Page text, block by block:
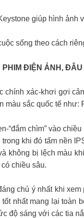
giúp hình ảnh
sống theo cách
PHIM ĐIỆN ẢNH,
chính xác-khơi gợi
màu sắc quốc tế như:
“đắm chìm” vào
trong khi đó tấm nền
không bị lệch màu
chiều sâu.
chú ý nhất khi
nhất mang lại toàn
độ sáng với các tia